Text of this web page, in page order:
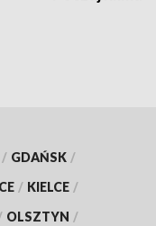
/ GDAŃSK /
/ KIELCE /
OLSZTYN /